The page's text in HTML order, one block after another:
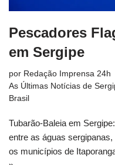
Pescadores
em Sergipe
por Redação Imprensa 24h
As Últimas Notícias de
Brasil
Tubarão-Baleia em
entre as águas
os municípios de